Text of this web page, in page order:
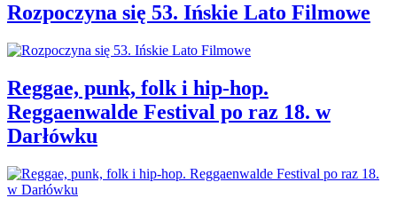
Rozpoczyna się 53. Ińskie Lato Filmowe
Reggae, punk, folk i hip-hop.
Reggaenwalde Festival po raz 18. w
Darłówku